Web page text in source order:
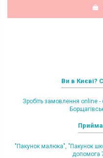
Ви в Києві?
Зробіть замовлення online
"Пакунок малюка", "Пакунок
допомога